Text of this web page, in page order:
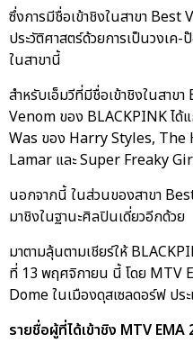
ซึ่งการมีชื่อเข้าชิงในสาขา Best
ประวัติศาสตร์ด้วยการเป็นวงเค
ในสาขานี้
สำหรับเอ็มวีที่มีชื่อเข้าชิงในสา
Venom ของ BLACKPINK ไ
Was ของ Harry Styles,
Lamar และ Super Freaky
นอกจากนี้ ในส่วนของสาขา
มาชิงในฐานะศิลปินเดี่ยวอีกด้วย
มาตามลุ้นตามเชียร์ให้
ที่ 13 พฤศจิกายน นี้ โดย MTV
Dome ในเมืองดุสเซลดอร์ฟ ปร
รายชื่อผู้ที่ได้เข้าชิง MTV EMA